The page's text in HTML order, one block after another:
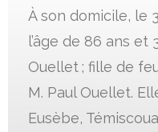
À son domicile, le
l’âge de 86 ans et
Ouellet ; fille de
M. Paul Ouellet.
Eusèbe,